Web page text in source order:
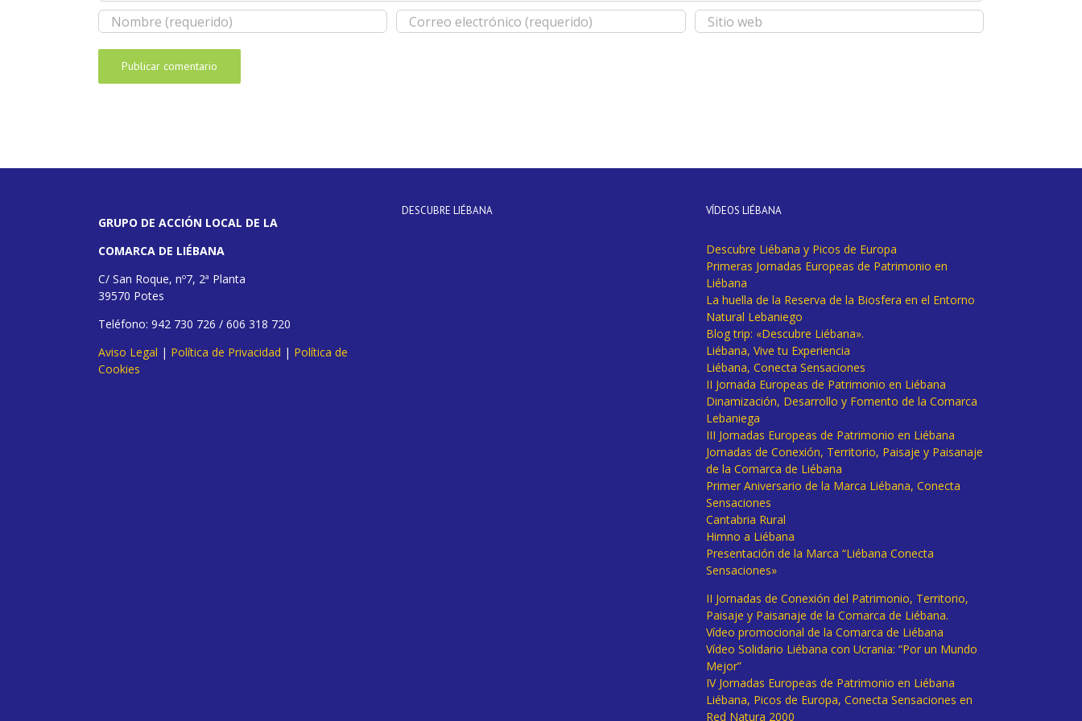
GRUPO DE ACCIÓN LOCAL DE LA
COMARCA DE LIÉBANA
C/ San Roque, nº7, 2ª Planta
39570 Potes
Teléfono: 942 730 726 / 606 318 720
Aviso Legal | Política de Privacidad | Política de
Cookies
DESCUBRE LIÉBANA VÍDEOS LIÉBANA
Descubre Liébana y Picos de Europa
Primeras Jornadas Europeas de Patrimonio en
Liébana
La huella de la Reserva de la Biosfera en el Entorno
Natural Lebaniego
Blog trip: «Descubre Liébana».
Liébana, Vive tu Experiencia
Liébana, Conecta Sensaciones
II Jornada Europeas de Patrimonio en Liébana
Dinamización, Desarrollo y Fomento de la Comarca
Lebaniega
III Jornadas Europeas de Patrimonio en Liébana
Jornadas de Conexión, Territorio, Paisaje y Paisanaje
de la Comarca de Liébana
Primer Aniversario de la Marca Liébana, Conecta
Sensaciones
Cantabria Rural
Himno a Liébana
Presentación de la Marca “Liébana Conecta
Sensaciones»
II Jornadas de Conexión del Patrimonio, Territorio,
Paisaje y Paisanaje de la Comarca de Liébana.
Vídeo promocional de la Comarca de Liébana
Vídeo Solidario Liébana con Ucrania: “Por un Mundo
Mejor”
IV Jornadas Europeas de Patrimonio en Liébana
Liébana, Picos de Europa, Conecta Sensaciones en
Red Natura 2000